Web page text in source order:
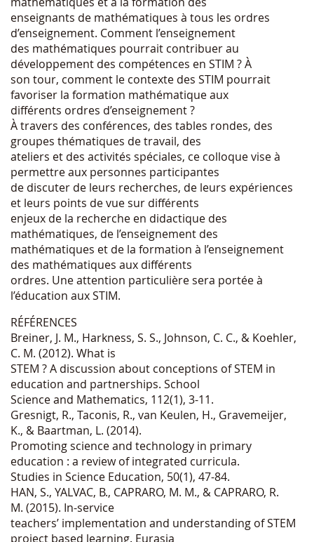
enseignants de mathématiques à tous les ordres
d’enseignement. Comment l’enseignement
des mathématiques pourrait contribuer au
développement des compétences en STIM ? À
son tour, comment le contexte des STIM pourrait
favoriser la formation mathématique aux
différents ordres d’enseignement ?
À travers des conférences, des tables rondes, des
groupes thématiques de travail, des
ateliers et des activités spéciales, ce colloque vise à
permettre aux personnes participantes
de discuter de leurs recherches, de leurs expériences
et leurs points de vue sur différents
enjeux de la recherche en didactique des
mathématiques, de l’enseignement des
mathématiques et de la formation à l’enseignement
des mathématiques aux différents
ordres. Une attention particulière sera portée à
l’éducation aux STIM.
RÉFÉRENCES
Breiner, J. M., Harkness, S. S., Johnson, C. C., & Koehler,
C. M. (2012). What is
STEM ? A discussion about conceptions of STEM in
education and partnerships. School
Science and Mathematics, 112(1), 3-11.
Gresnigt, R., Taconis, R., van Keulen, H., Gravemeijer,
K., & Baartman, L. (2014).
Promoting science and technology in primary
education : a review of integrated curricula.
Studies in Science Education, 50(1), 47-84.
HAN, S., YALVAC, B., CAPRARO, M. M., & CAPRARO, R.
M. (2015). In-service
teachers’ implementation and understanding of STEM
project based learning. Eurasia